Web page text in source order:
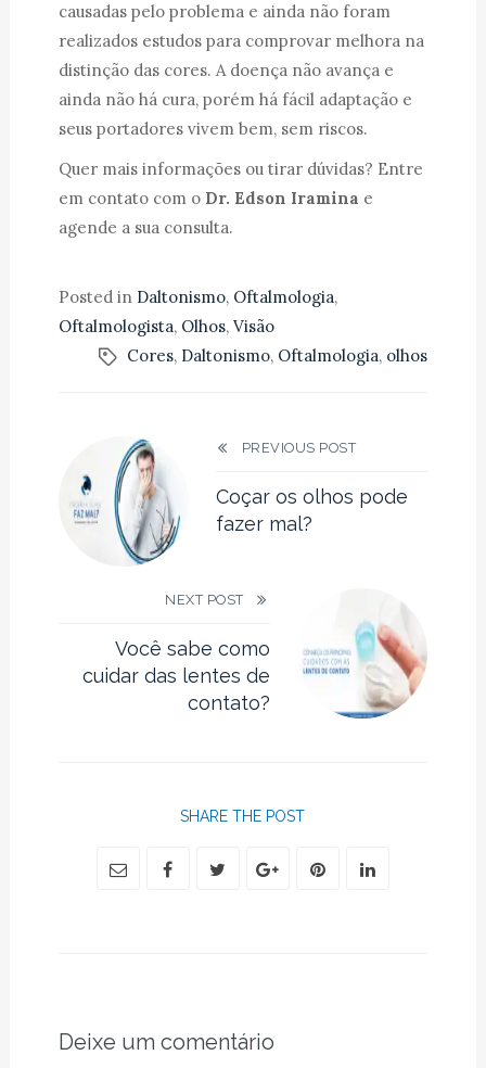
causadas pelo problema e ainda não foram
realizados estudos para comprovar melhora na
distinção das cores. A doença não avança e
ainda não há cura, porém há fácil adaptação e
seus portadores vivem bem, sem riscos.
Quer mais informações ou tirar dúvidas? Entre
em contato com o Dr. Edson Iramina e
agende a sua consulta.
Posted in Daltonismo, Oftalmologia,
Oftalmologista, Olhos, Visão
Cores, Daltonismo, Oftalmologia, olhos
PREVIOUS POST
Coçar os olhos pode
fazer mal?
NEXT POST
Você sabe como
cuidar das lentes de
contato?
SHARE THE POST
Deixe um comentário